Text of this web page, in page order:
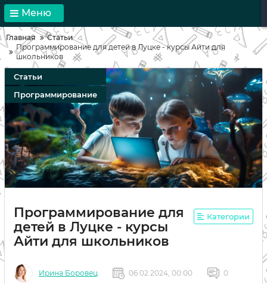
Меню
Главная
Статьи
Программирование для детей в Луцке - курсы Айти для
школьников
Статьи
Программирование
Программирование для
детей в Луцке - курсы
Айти для школьников
Категории
Ирина Боровец 06 02 2024, 00:00 0